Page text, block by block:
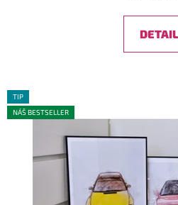
DETAIL
TIP
NÁŠ BESTSELLER